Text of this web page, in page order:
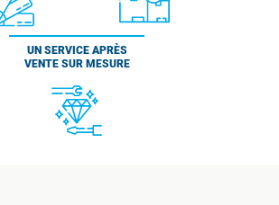
UN SERVICE APRÈS
VENTE SUR MESURE